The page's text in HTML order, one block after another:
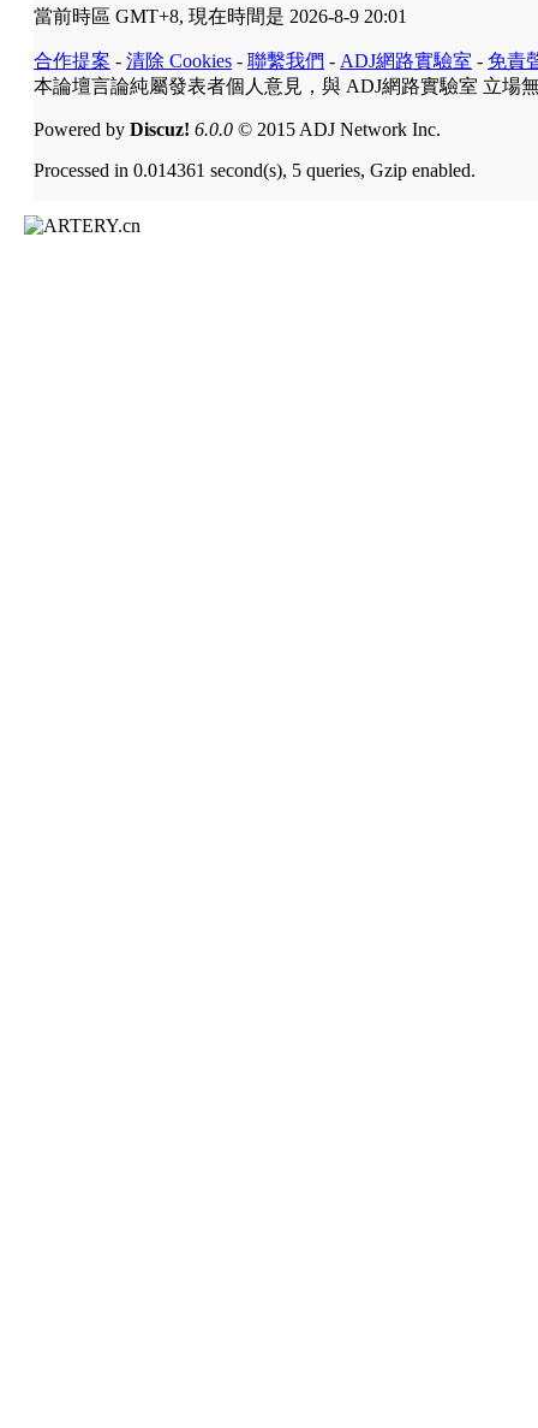
當前時區 GMT+8, 現在時間是 2026-8-9 20:01
合作提案 - 清除 Cookies - 聯繫我們 - ADJ網路實驗室 - 免責
本論壇言論純屬發表者個人意見，與 ADJ網路實驗室 立場
Powered by Discuz! 6.0.0 © 2015 ADJ Network Inc.
Processed in 0.014361 second(s), 5 queries, Gzip enabled.